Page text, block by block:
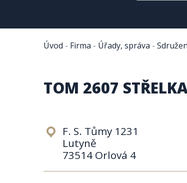
Úvod - Firma - Úřady, správa -
TOM 2607
F. S. Tůmy 1231
Lutyně
73514 Orlová 4